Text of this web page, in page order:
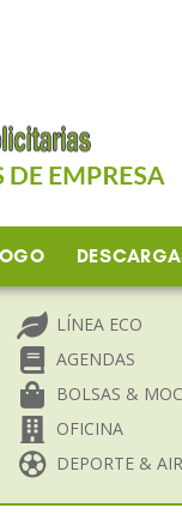
LÍNEA ECO
AGENDAS
BOLSAS &
OFICINA
DEPORTE &